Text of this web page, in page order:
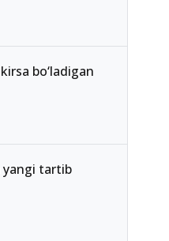
bo‘ladigan
yangi tartib